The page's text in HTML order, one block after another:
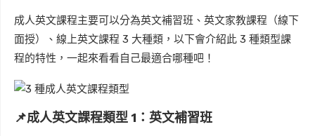
成人英文課程主要可以分為英文補習班、英文家教課程（線下
面授）、線上英文課程 3 大種類，以下會介紹此 3 種類型課
程的特性，一起來看看自己最適合哪種吧！
📌成人英文課程類型 1：英文補習班